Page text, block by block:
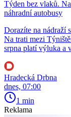
Týden bez vlaků.
náhradní autobusy
Dorazíte na nádraží
Na trati mezi
srpna platí výluka a
Hradecká Drbna
dnes, 07:00
1 min
Reklama